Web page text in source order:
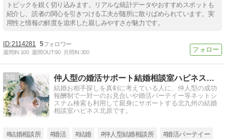
トピックを鋭く切り込みます。リアルな統計データやおすすめスポットも
紹介し、読者の関心を引きつける工夫が随所に散りばめられています。実
用性と情報の鮮度を追求した親しみやすさが魅力です。
2114281 5
週間IN:100 週間OUT:90 月間IN:300
5 仲人型の婚活サポート結婚相談室ハピネス北原
結婚お相手探しを真剣に考えている人に、仲人型の成功
報酬制で一対一のお見合いや婚活パーテイー等ネットシ
ステム検索も利用して親身にサポートする北九州の結婚
相談室ハピネス北原です。
#結婚相談所 #婚活 #結婚 #仲人型結婚相談所 #婚活パーテイー